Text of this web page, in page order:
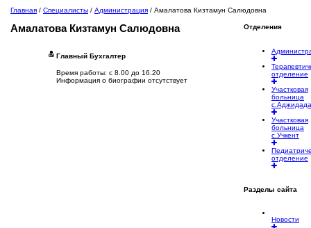
Главная / Специалисты / Администрация / Амалатова Кизтамун Салюдовна
АмалатоваКизтамун Салюдовна
Главный Бухгалтер
Время работы: с 8.00 до 16.20
Информация о биографии отсутствует
Отделения
отделение
Участковая
больница
с.Аджидада
Участковая
больница
с.Учкент
отделение
Разделы сайта
Новости